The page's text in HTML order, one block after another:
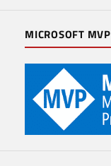
MICROSOFT MVP